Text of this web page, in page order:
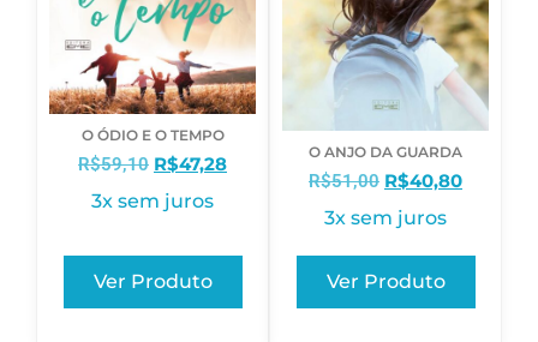
O ÓDIO E O TEMPO
R$59,10 R$47,28
3x sem juros
Ver Produto
O ANJO DA GUARDA
R$51,00 R$40,80
3x sem juros
Ver Produto